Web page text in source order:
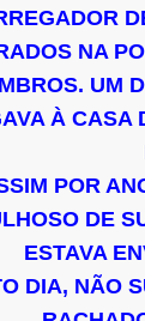
NA
UM
À CASA
POR
DE
ESTAVA
DIA, NÃO